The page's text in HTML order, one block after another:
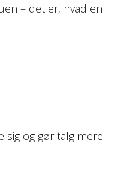
– det er, hvad en
og gør talg mere